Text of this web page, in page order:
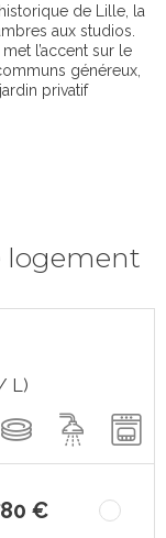
de Lille, la
aux studios.
l’accent sur le
généreux,
privatif
logement
L)
€